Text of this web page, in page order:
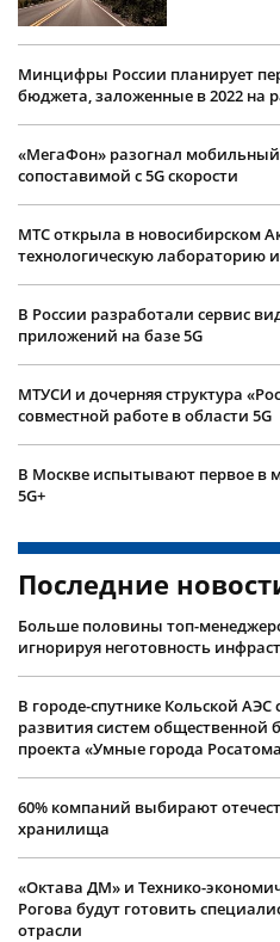
Минцифры России планирует
бюджета, заложенные в 2022 на
«МегаФон» разогнал
сопоставимой с 5G скорости
МТС открыла в новосибирском
технологическую лабораторию
В России разработали сервис
приложений на базе 5G
МТУСИ и дочерняя структура
совместной работе в области 5G
В Москве испытывают первое в
5G+
Последние
Больше половины топ-
игнорируя неготовность
В городе-спутнике Кольской
развития систем общественной
проекта «Умные города
60% компаний выбирают
хранилища
«Октава ДМ» и Технико-
Рогова будут готовить
отрасли